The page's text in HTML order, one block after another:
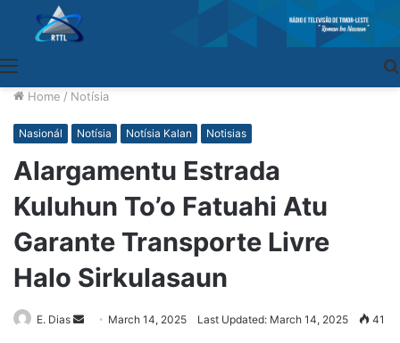
Home / Notísia
Nasionál Notísia Notísia Kalan Notisias
Alargamentu Estrada
Kuluhun To’o Fatuahi Atu
Garante Transporte Livre
Halo Sirkulasaun
E. Dias
SendMarch 14, 2025 Last Updated: March 14, 2025 41